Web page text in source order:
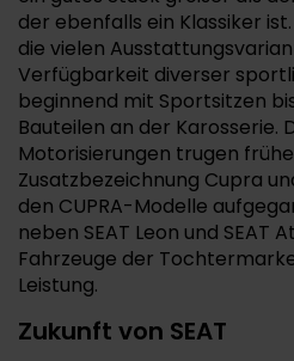
der ebenfalls ein Klassiker
die vielen
Verfügbarkeit diverser
beginnend mit Sportsitzen
Bauteilen an der Karosserie.
Motorisierungen trugen
Zusatzbezeichnung Cupra
den CUPRA-Modelle
neben SEAT Leon und SEAT
Fahrzeuge der
Leistung.
Zukunft von SEAT